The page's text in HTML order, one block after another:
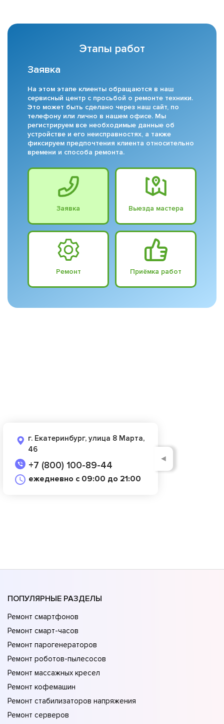
Этапы работ
Заявка
На этом этапе клиенты обращаются в наш
сервисный центр с просьбой о ремонте техники.
Это может быть сделано через наш сайт, по
телефону или лично в нашем офисе. Мы
регистрируем все необходимые данные об
устройстве и его неисправностях, а также
фиксируем предпочтения клиента относительно
времени и способа ремонта.
Заявка Выезда мастера
Ремонт Приёмка работ
г. Екатеринбург, улица 8 Марта,
46
+7 (800) 100-89-44
ежедневно с 09:00 до 21:00
◄
ПОПУЛЯРНЫЕ РАЗДЕЛЫ
Ремонт смартфонов
Ремонт смарт-часов
Ремонт парогенераторов
Ремонт роботов-пылесосов
Ремонт массажных кресел
Ремонт кофемашин
Ремонт стабилизаторов напряжения
Ремонт серверов